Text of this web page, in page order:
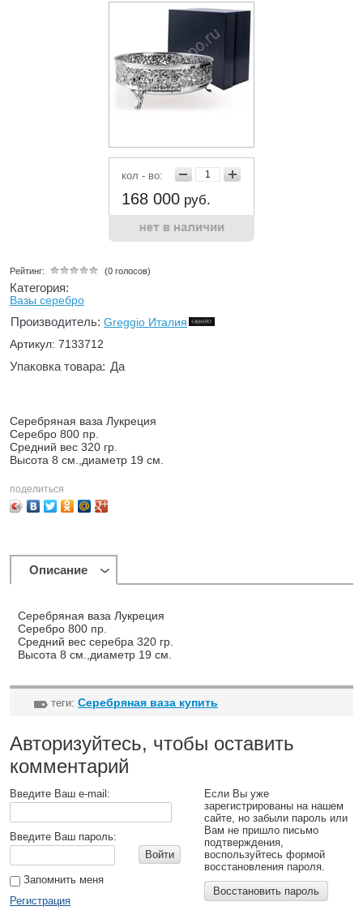
кол - во:
168 000 руб.
Рейтинг: (0 голосов)
Категория:
Вазы серебро
Производитель: Greggio Италия
Артикул: 7133712
Упаковка товара: Да
Серебряная ваза Лукреция
Серебро 800 пр.
Средний вес 320 гр.
Высота 8 см.,диаметр 19 см.
поделиться
Описание
Серебряная ваза Лукреция
Серебро 800 пр.
Средний вес серебра 320 гр.
Высота 8 см.,диаметр 19 см.
теги: Серебряная ваза купить
Авторизуйтесь, чтобы оставить
комментарий
Введите Ваш e-mail:
Введите Ваш пароль:
Войти
Запомнить меня
Регистрация
Если Вы уже
зарегистрированы на нашем
сайте, но забыли пароль или
Вам не пришло письмо
подтверждения,
воспользуйтесь формой
восстановления пароля.
Восстановить пароль